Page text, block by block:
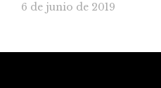
6 de junio de 2019